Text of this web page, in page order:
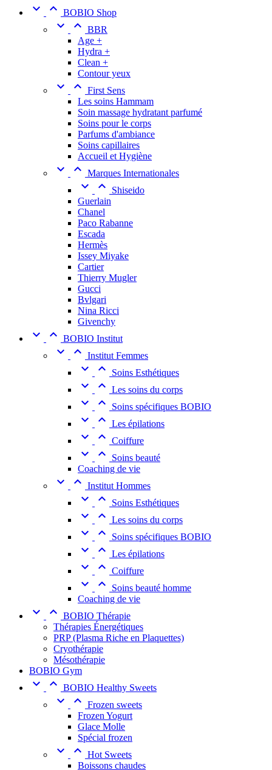
  BOBIO Shop
  BBR
Age +
Hydra +
Clean +
Contour yeux
  First Sens
Les soins Hammam
Soin massage hydratant parfumé
Soins pour le corps
Parfums d'ambiance
Soins capillaires
Accueil et Hygiène
  Marques Internationales
 
Shiseido
Guerlain
Chanel
Paco Rabanne
Escada
Hermès
Issey Miyake
Cartier
Thierry Mugler
Gucci
Bvlgari
Nina Ricci
Givenchy
  BOBIO Institut
  Institut Femmes
  Soins Esthétiques
  Les soins du corps
  Soins spécifiques BOBIO
  Les épilations
  Coiffure
 
Soins beauté
Coaching de vie
  Institut Hommes
  Soins Esthétiques
  Les soins du corps
  Soins spécifiques BOBIO
  Les épilations
  Coiffure
 
Soins beauté homme
Coaching de vie
  BOBIO Thérapie
Thérapies Énergétiques
PRP (Plasma Riche en Plaquettes)
Cryothérapie
Mésothérapie
BOBIO Gym
  BOBIO Healthy Sweets
  Frozen sweets
Frozen Yogurt
Glace Molle
Spécial frozen
  Hot Sweets
Boissons chaudes